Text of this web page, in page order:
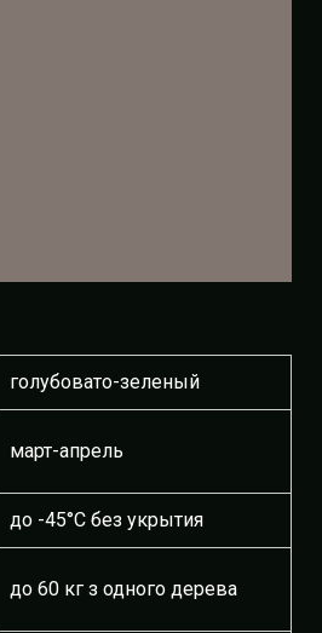
голубовато-зеленый
март-апрель
до -45°С без укрытия
до 60 кг з одного дерева